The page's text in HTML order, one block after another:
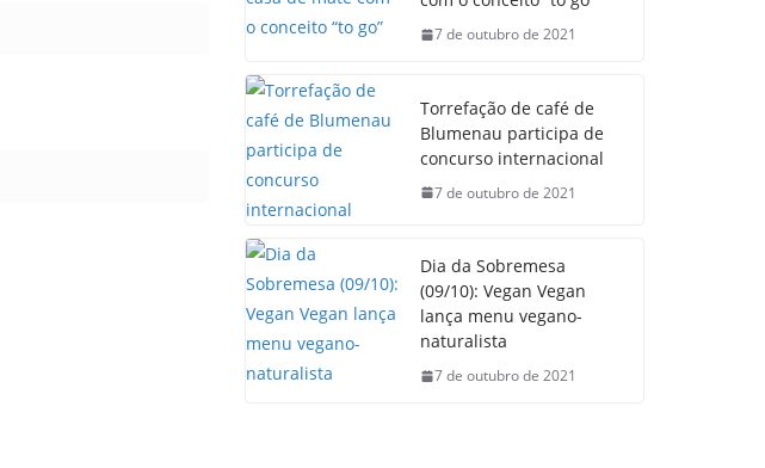
7 de outubro de 2021
Torrefação de café de
Blumenau participa de
concurso internacional
7 de outubro de 2021
Dia da Sobremesa
(09/10): Vegan Vegan
lança menu vegano-
naturalista
7 de outubro de 2021